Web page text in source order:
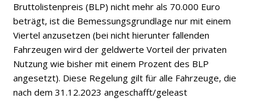
Bruttolistenpreis (BLP) nicht mehr als 70.000 Euro
beträgt, ist die Bemessungsgrundlage nur mit einem
Viertel anzusetzen (bei nicht hierunter fallenden
Fahrzeugen wird der geldwerte Vorteil der privaten
Nutzung wie bisher mit einem Prozent des BLP
angesetzt). Diese Regelung gilt für alle Fahrzeuge, die
nach dem 31.12.2023 angeschafft/geleast